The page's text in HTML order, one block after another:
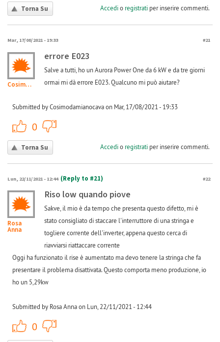
Torna Su Accedio registratiper inserire commenti.
Mar, 17/08/2021 - 19:33 #21
Cosimodamianocava
errore E023
Salve a tutti, ho un Aurora Power One da 6 kW e da tre giorni
ormai mi dà errore E023. Qualcuno mi può aiutare?
Submitted by Cosimodamianocava on Mar, 17/08/2021 - 19:33
0
Torna Su Accedio registratiper inserire commenti.
Lun, 22/11/2021 - 12:44 (Reply to #21) #22
Rosa
Anna
Riso low quando piove
Sakve, il mio è da tempo che presenta questo difetto, mi è
stato consigliato di staccare l'interruttore di una stringa e
togliere corrente dell'inverter, appena questo cerca di
riavviarsi riattaccare corrente
Oggi ha funzionato il rise è aumentato ma devo tenere la stringa che fa
presentare il problema disattivata. Questo comporta meno produzione, io
ho un 5,29kw
Submitted by Rosa Anna on Lun, 22/11/2021 - 12:44
0